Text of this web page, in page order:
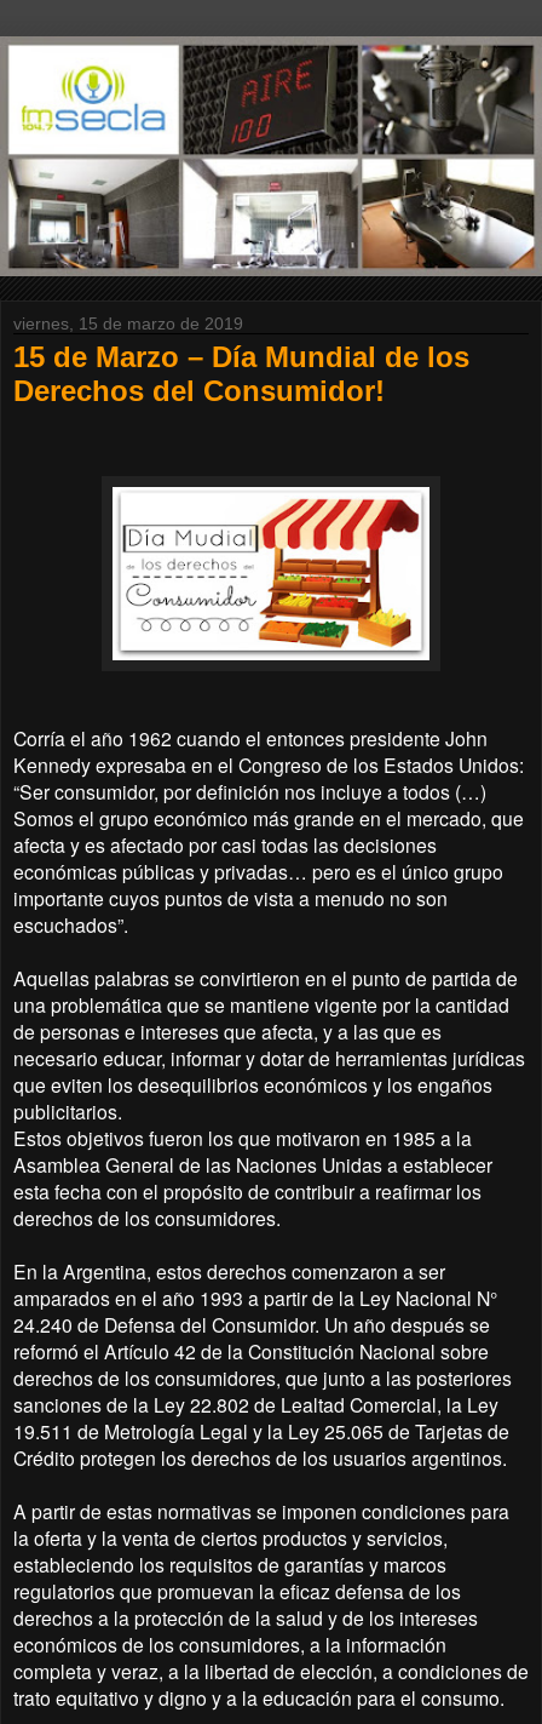
viernes, 15 de marzo de 2019
15 de Marzo – Día Mundial de los
Derechos del Consumidor!
Corría el año 1962 cuando el entonces presidente John
Kennedy expresaba en el Congreso de los Estados Unidos:
“Ser consumidor, por definición nos incluye a todos (…)
Somos el grupo económico más grande en el mercado, que
afecta y es afectado por casi todas las decisiones
económicas públicas y privadas… pero es el único grupo
importante cuyos puntos de vista a menudo no son
escuchados”.
Aquellas palabras se convirtieron en el punto de partida de
una problemática que se mantiene vigente por la cantidad
de personas e intereses que afecta, y a las que es
necesario educar, informar y dotar de herramientas jurídicas
que eviten los desequilibrios económicos y los engaños
publicitarios.
Estos objetivos fueron los que motivaron en 1985 a la
Asamblea General de las Naciones Unidas a establecer
esta fecha con el propósito de contribuir a reafirmar los
derechos de los consumidores.
En la Argentina, estos derechos comenzaron a ser
amparados en el año 1993 a partir de la Ley Nacional N°
24.240 de Defensa del Consumidor. Un año después se
reformó el Artículo 42 de la Constitución Nacional sobre
derechos de los consumidores, que junto a las posteriores
sanciones de la Ley 22.802 de Lealtad Comercial, la Ley
19.511 de Metrología Legal y la Ley 25.065 de Tarjetas de
Crédito protegen los derechos de los usuarios argentinos.
A partir de estas normativas se imponen condiciones para
la oferta y la venta de ciertos productos y servicios,
estableciendo los requisitos de garantías y marcos
regulatorios que promuevan la eficaz defensa de los
derechos a la protección de la salud y de los intereses
económicos de los consumidores, a la información
completa y veraz, a la libertad de elección, a condiciones de
trato equitativo y digno y a la educación para el consumo.